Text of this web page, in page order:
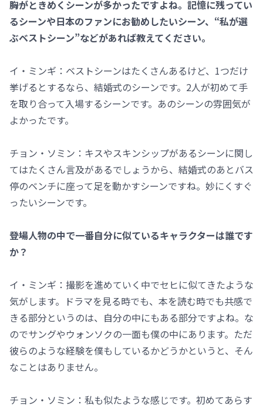
――胸がときめくシーンが多かったですよね。記憶に残ってい
るシーンや日本のファンにお勧めしたいシーン、“私が選
ぶベストシーン”などがあれば教えてください。
イ・ミンギ：ベストシーンはたくさんあるけど、1つだけ
挙げるとするなら、結婚式のシーンです。2人が初めて手
を取り合って入場するシーンです。あのシーンの雰囲気が
よかったです。
チョン・ソミン：キスやスキンシップがあるシーンに関し
てはたくさん言及があるでしょうから、結婚式のあとバス
停のベンチに座って足を動かすシーンですね。妙にくすぐ
ったいシーンです。
――登場人物の中で一番自分に似ているキャラクターは誰です
か？
イ・ミンギ：撮影を進めていく中でセヒに似てきたような
気がします。ドラマを見る時でも、本を読む時でも共感で
きる部分というのは、自分の中にもある部分ですよね。な
のでサングやウォンソクの一面も僕の中にあります。ただ
彼らのような経験を僕もしているかどうかというと、そん
なことはありません。
チョン・ソミン：私も似たような感じです。初めてあらす